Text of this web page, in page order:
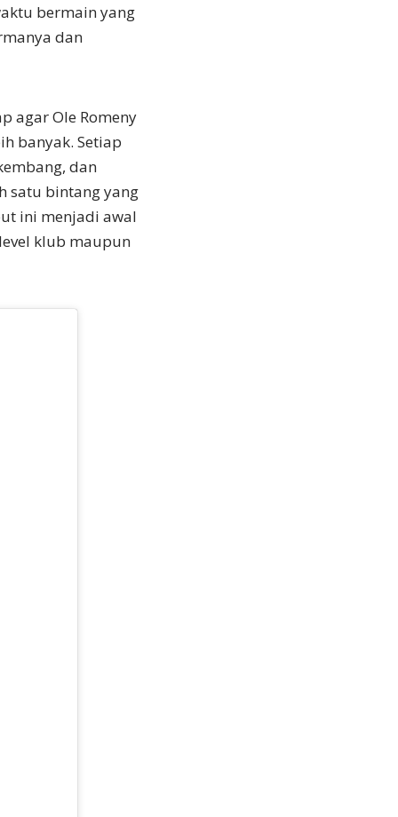
bermain yang
dan
agar Ole Romeny
banyak. Setiap
dan
satu bintang yang
ini menjadi awal
klub maupun